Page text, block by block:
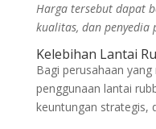
Harga tersebut dapat
kualitas, dan penyedia
Kelebihan Lantai
Bagi perusahaan
penggunaan lantai
keuntungan strategis,